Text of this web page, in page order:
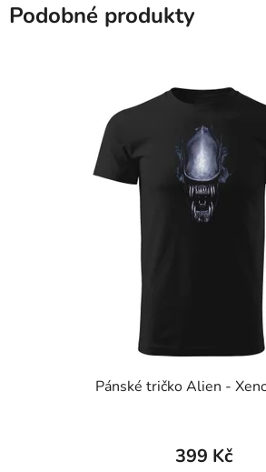
Podobné produkty
Pánské tričko Alien -
hodnocení
399 Kč